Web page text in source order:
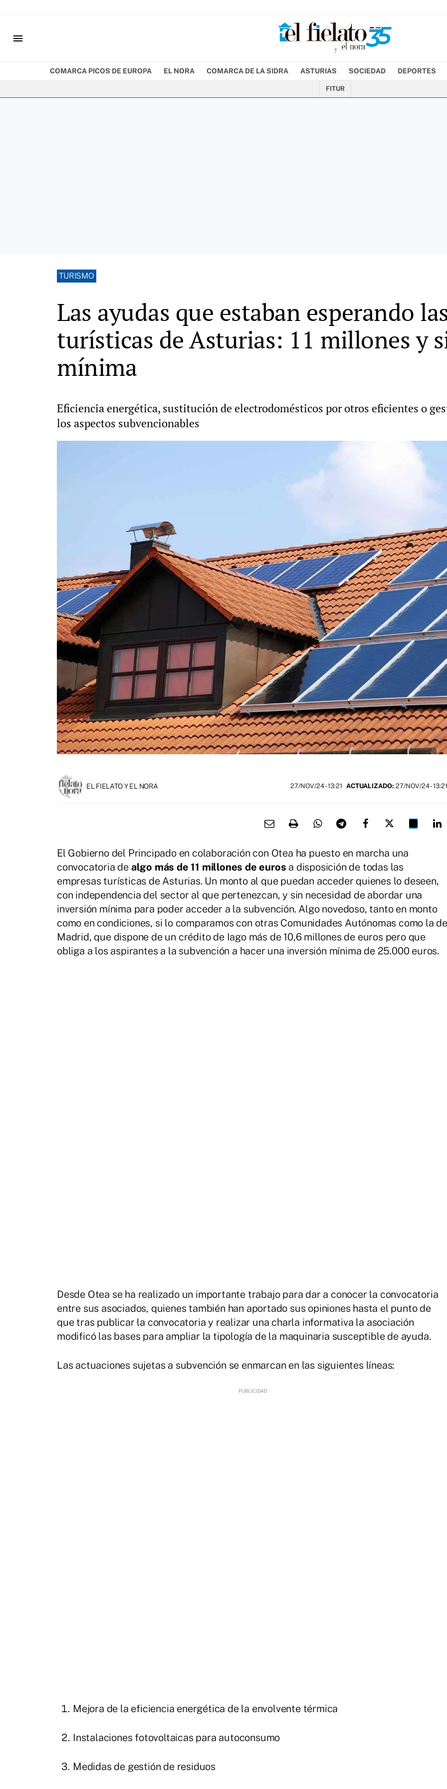
menu
COMARCA PICOS DE EUROPA EL NORA COMARCA DE LA SIDRA ASTURIAS SOCIEDAD DEPORTES
FITUR
TURISMO
Las ayudas que estaban esperando
turísticas de Asturias: 11 millones y
mínima
Eficiencia energética, sustitución de electrodomésticos por otros eficientes o
los aspectos subvencionables
EL FIELATO Y EL NORA 27/NOV/24- 13:21 ACTUALIZADO: 27/NOV/24 - 13:21
El Gobierno del Principado en colaboración con Otea ha puesto en marcha una
convocatoria de algo más de 11 millones de euros a disposición de todas las
empresas turísticas de Asturias. Un monto al que puedan acceder quienes lo deseen,
con independencia del sector al que pertenezcan, y sin necesidad de abordar una
inversión mínima para poder acceder a la subvención. Algo novedoso, tanto en monto
como en condiciones, si lo comparamos con otras Comunidades Autónomas como la de
Madrid, que dispone de un crédito de Iago más de 10,6 millones de euros pero que
obliga a los aspirantes a la subvención a hacer una inversión mínima de 25.000 euros.
Desde Otea se ha realizado un importante trabajo para dar a conocer la convocatoria
entre sus asociados, quienes también han aportado sus opiniones hasta el punto de
que tras publicar la convocatoria y realizar una charla informativa la asociación
modificó las bases para ampliar la tipología de la maquinaria susceptible de ayuda.
Las actuaciones sujetas a subvención se enmarcan en las siguientes líneas:
Mejora de la eficiencia energética de la envolvente térmica
Instalaciones fotovoltaicas para autoconsumo
Medidas de gestión de residuos